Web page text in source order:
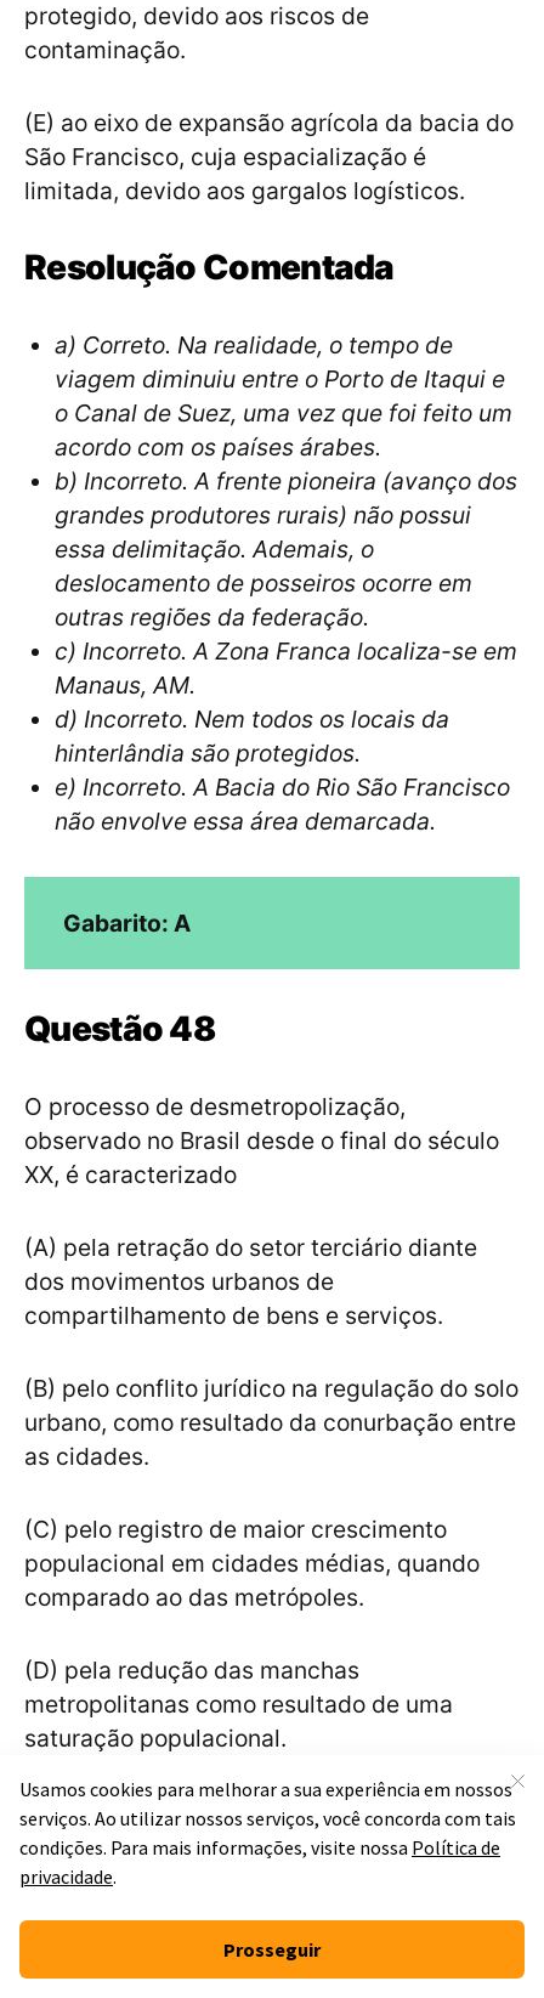
protegido, devido aos riscos de
contaminação.
(E) ao eixo de expansão agrícola da bacia do
São Francisco, cuja espacialização é
limitada, devido aos gargalos logísticos.
Resolução Comentada
a) Correto. Na realidade, o tempo de
viagem diminuiu entre o Porto de Itaqui e
o Canal de Suez, uma vez que foi feito um
acordo com os países árabes.
b) Incorreto. A frente pioneira (avanço dos
grandes produtores rurais) não possui
essa delimitação. Ademais, o
deslocamento de posseiros ocorre em
outras regiões da federação.
c) Incorreto. A Zona Franca localiza-se em
Manaus, AM.
d) Incorreto. Nem todos os locais da
hinterlândia são protegidos.
e) Incorreto. A Bacia do Rio São Francisco
não envolve essa área demarcada.
Gabarito: A
Questão 48
O processo de desmetropolização,
observado no Brasil desde o final do século
XX, é caracterizado
(A) pela retração do setor terciário diante
dos movimentos urbanos de
compartilhamento de bens e serviços.
(B) pelo conflito jurídico na regulação do solo
urbano, como resultado da conurbação entre
as cidades.
(C) pelo registro de maior crescimento
populacional em cidades médias, quando
comparado ao das metrópoles.
(D) pela redução das manchas
metropolitanas como resultado de uma
saturação populacional.
(E) pela fragmentação de metrópoles em
sub-regiões, para otimizar recursos
financeiros e administrativos.
Resolução Comentada